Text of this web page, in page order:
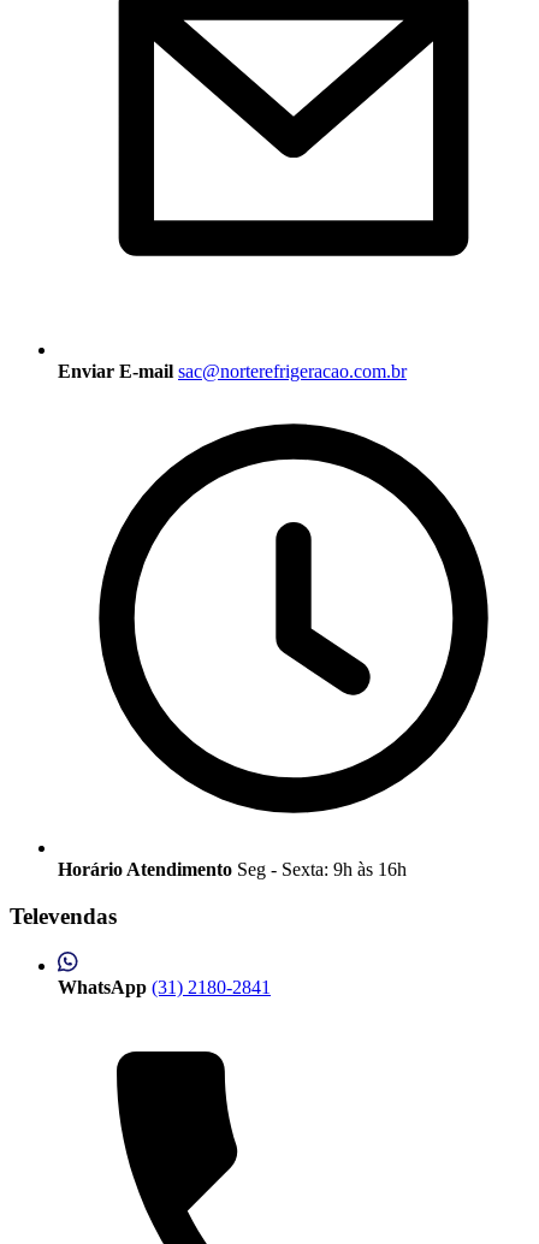
Enviar E-mail sac@norterefrigeracao.com.br
Horário Atendimento Seg - Sexta: 9h às 16h
Televendas
WhatsApp (31) 2180-2841